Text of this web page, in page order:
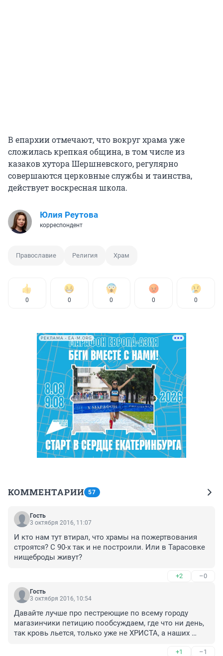
В епархии отмечают, что вокруг храма уже
сложилась крепкая община, в том числе из
казаков хутора Шершневского, регулярно
совершаются церковные службы и таинства,
действует воскресная школа.
Юлия Реутова
корреспондент
Православие Религия Храм
0 0 0 0 0
РЕКЛАМА • EA-M.ORG
КОММЕНТАРИИ 57
Гость
3 октября 2016, 11:07
И кто нам тут втирал, что храмы на пожертвования
строятся? С 90-х так и не построили. Или в Тарасовке
нищеброды живут?
+2 –0
Гость
3 октября 2016, 10:54
Давайте лучше про пестреющие по всему городу
магазинчики петицию пообсуждаем, где что ни день,
так кровь льется, только уже не ХРИСТА, а наших
+1 –1